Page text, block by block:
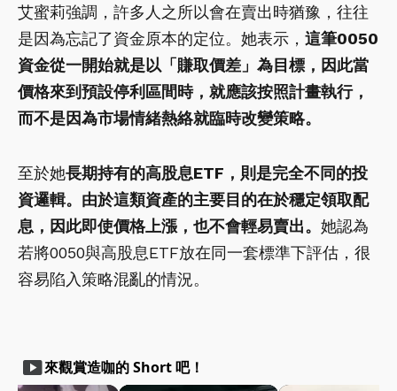
艾蜜莉強調，許多人之所以會在賣出時猶豫，往往
是因為忘記了資金原本的定位。她表示， 這筆0050
資金從一開始就是以「賺取價差」為目標，因此當
價格來到預設停利區間時，就應該按照計畫執行，
而不是因為市場情緒熱絡就臨時改變策略。
至於她長期持有的高股息ETF，則是完全不同的投
資邏輯。由於這類資產的主要目的在於穩定領取配
息，因此即使價格上漲，也不會輕易賣出。 她認為
若將0050與高股息ETF放在同一套標準下評估，很
容易陷入策略混亂的情況。
smart_display來觀賞造咖的 Short 吧！